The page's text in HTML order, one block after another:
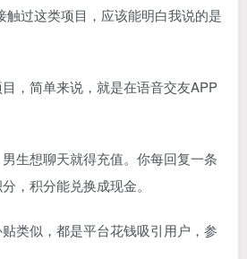
触过这类项目，应该能明白我说的是
，简单来说，就是在语音交友APP
生想聊天就得充值。你每回复一条
，积分能兑换成现金。
类似，都是平台花钱吸引用户，参